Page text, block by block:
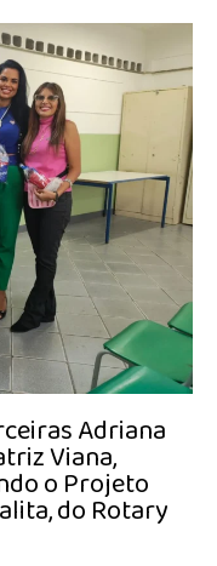
Adriana
Viana,
o Projeto
do Rotary